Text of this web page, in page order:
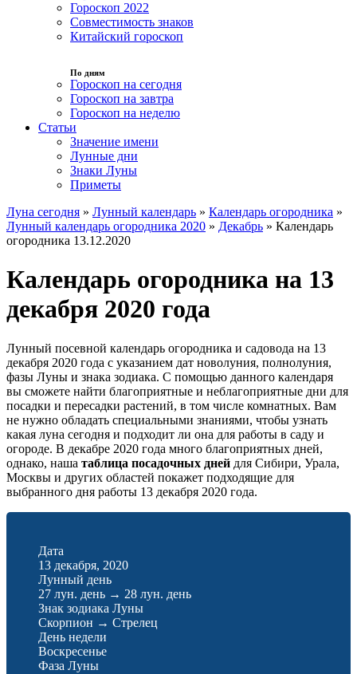
Гороскоп 2022
Совместимость знаков
Китайский гороскоп
По дням
Гороскоп на сегодня
Гороскоп на завтра
Гороскоп на неделю
Статьи
Значение имени
Лунные дни
Знаки Луны
Приметы
Луна сегодня » Лунный календарь » Календарь огородника »
Лунный календарь огородника 2020 » Декабрь » Календарь
огородника 13.12.2020
Календарь огородника на 13
декабря 2020 года
Лунный посевной календарь огородника и садовода на 13
декабря 2020 года с указанием дат новолуния, полнолуния,
фазы Луны и знака зодиака. С помощью данного календаря
вы сможете найти благоприятные и неблагоприятные дни для
посадки и пересадки растений, в том числе комнатных. Вам
не нужно обладать специальными знаниями, чтобы узнать
какая луна сегодня и подходит ли она для работы в саду и
огороде. В декабре 2020 года много благоприятных дней,
однако, наша таблица посадочных дней для Сибири, Урала,
Москвы и других областей покажет подходящие для
выбранного дня работы 13 декабря 2020 года.
Дата
13 декабря, 2020
Лунный день
27 лун. день → 28 лун. день
Знак зодиака Луны
Скорпион → Стрелец
День недели
Воскресенье
Фаза Луны